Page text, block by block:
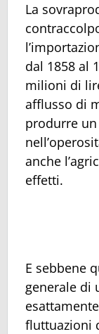
La
dal 1858 al
milioni di
afflusso di
produrre
anche
effetti.
E sebbene
generale di
esattamente
fluttuazioni